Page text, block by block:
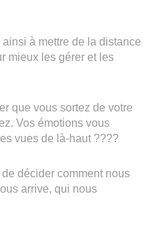
à mettre de la distance
mieux les gérer et les
que vous sortez de votre
Vos émotions vous
vues de là-haut ????
décider comment nous
arrive, qui nous